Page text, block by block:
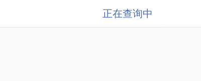
正在查询中